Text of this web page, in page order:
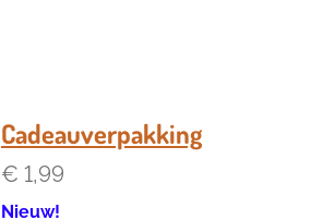
Cadeauverpakking
€ 1,99
Nieuw!